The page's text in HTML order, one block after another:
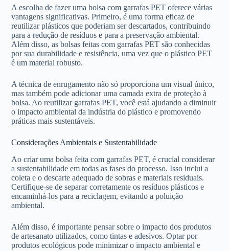
A escolha de fazer uma bolsa com garrafas PET oferece várias
vantagens significativas. Primeiro, é uma forma eficaz de
reutilizar plásticos que poderiam ser descartados, contribuindo
para a redução de resíduos e para a preservação ambiental.
Além disso, as bolsas feitas com garrafas PET são conhecidas
por sua durabilidade e resistência, uma vez que o plástico PET
é um material robusto.
A técnica de enrugamento não só proporciona um visual único,
mas também pode adicionar uma camada extra de proteção à
bolsa. Ao reutilizar garrafas PET, você está ajudando a diminuir
o impacto ambiental da indústria do plástico e promovendo
práticas mais sustentáveis.
Considerações Ambientais e Sustentabilidade
Ao criar uma bolsa feita com garrafas PET, é crucial considerar
a sustentabilidade em todas as fases do processo. Isso inclui a
coleta e o descarte adequado de sobras e materiais residuais.
Certifique-se de separar corretamente os resíduos plásticos e
encaminhá-los para a reciclagem, evitando a poluição
ambiental.
Além disso, é importante pensar sobre o impacto dos produtos
de artesanato utilizados, como tintas e adesivos. Optar por
produtos ecológicos pode minimizar o impacto ambiental e